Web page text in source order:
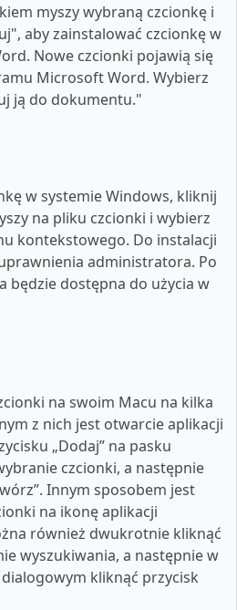
myszy wybraną czcionkę i
aby zainstalować czcionkę w
Nowe czcionki pojawią się
Microsoft Word. Wybierz
ją do dokumentu."
w systemie Windows, kliknij
na pliku czcionki i wybierz
kontekstowego. Do instalacji
administratora. Po
będzie dostępna do użycia w
na swoim Macu na kilka
z nich jest otwarcie aplikacji
„Dodaj” na pasku
czcionki, a następnie
Innym sposobem jest
na ikonę aplikacji
również dwukrotnie kliknąć
wyszukiwania, a następnie w
kliknąć przycisk